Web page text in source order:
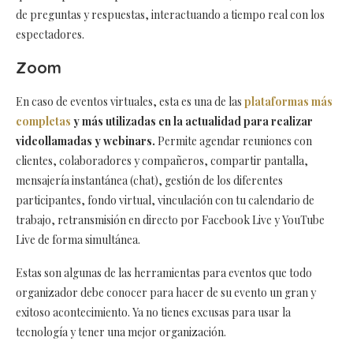
de preguntas y respuestas, interactuando a tiempo real con los
espectadores.
Zoom
En caso de eventos virtuales, esta es una de las plataformas más
completas y más utilizadas en la actualidad para realizar
videollamadas y webinars. Permite agendar reuniones con
clientes, colaboradores y compañeros, compartir pantalla,
mensajería instantánea (chat), gestión de los diferentes
participantes, fondo virtual, vinculación con tu calendario de
trabajo, retransmisión en directo por Facebook Live y YouTube
Live de forma simultánea.
Estas son algunas de las herramientas para eventos que todo
organizador debe conocer para hacer de su evento un gran y
exitoso acontecimiento. Ya no tienes excusas para usar la
tecnología y tener una mejor organización.